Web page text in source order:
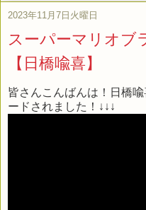
2023年11月7日火曜日
スーパーマリオブ
【日橋喩喜】
皆さんこんばんは！日橋
ードされました！↓↓↓